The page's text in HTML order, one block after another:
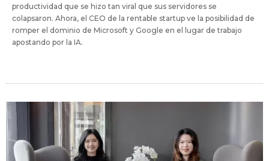
productividad que se hizo tan viral que sus servidores se
colapsaron. Ahora, el CEO de la rentable startup ve la posibilidad de
romper el dominio de Microsoft y Google en el lugar de trabajo
apostando por la IA.